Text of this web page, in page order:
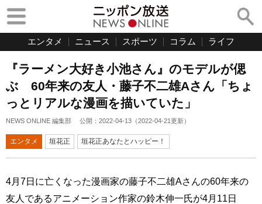
エンタメ ニュース スポーツ コラム ライフ
『ラーメン大好き小池さん』のモデルが偲
ぶ 60年来の友人・藤子不二雄Aさん「ちょ
っとリアルな漫画を描いていた」
NEWS ONLINE 編集部 公開： 2022-04-13 （2022-04-21更新）
エンタメ 垣花正 垣花正あなたとハッピー！
4月7日に亡くなった漫画家の藤子不二雄Aさんの60年来の
友人であるアニメーション作家の鈴木伸一氏が4月11日